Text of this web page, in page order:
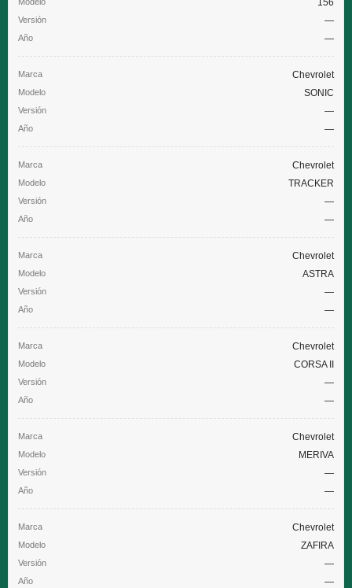
156
—
—
Chevrolet
SONIC
—
—
Chevrolet
TRACKER
—
—
Chevrolet
ASTRA
—
—
Chevrolet
CORSA II
—
—
Chevrolet
MERIVA
—
—
Chevrolet
ZAFIRA
—
—